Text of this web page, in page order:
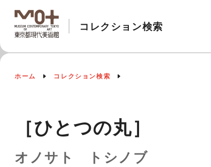
コレクション検索
ホーム コレクション検索
［ひとつの丸］
オノサト トシノブ